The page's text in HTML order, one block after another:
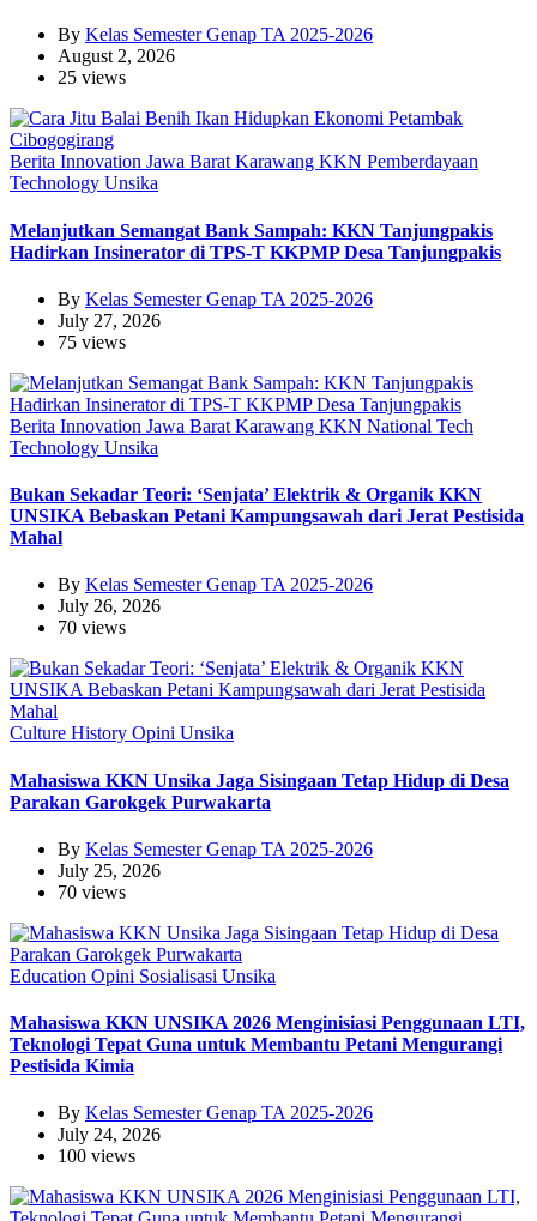
By Kelas Semester Genap TA 2025-2026
August 2, 2026
25 views
Berita Innovation Jawa Barat Karawang KKN Pemberdayaan
Technology Unsika
Melanjutkan Semangat Bank Sampah: KKN Tanjungpakis
Hadirkan Insinerator di TPS-T KKPMP Desa Tanjungpakis
By Kelas Semester Genap TA 2025-2026
July 27, 2026
75 views
Berita Innovation Jawa Barat Karawang KKN National Tech
Technology Unsika
Bukan Sekadar Teori: ‘Senjata’ Elektrik & Organik KKN
UNSIKA Bebaskan Petani Kampungsawah dari Jerat Pestisida
Mahal
By Kelas Semester Genap TA 2025-2026
July 26, 2026
70 views
Culture History Opini Unsika
Mahasiswa KKN Unsika Jaga Sisingaan Tetap Hidup di Desa
Parakan Garokgek Purwakarta
By Kelas Semester Genap TA 2025-2026
July 25, 2026
70 views
Education Opini Sosialisasi Unsika
Mahasiswa KKN UNSIKA 2026 Menginisiasi Penggunaan LTI,
Teknologi Tepat Guna untuk Membantu Petani Mengurangi
Pestisida Kimia
By Kelas Semester Genap TA 2025-2026
July 24, 2026
100 views